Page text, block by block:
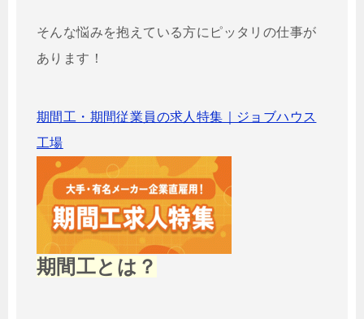
そんな悩みを抱えている方にピッタリの仕事が
あります！
期間工・期間従業員の求人特集｜ジョブハウス
工場
期間工とは？